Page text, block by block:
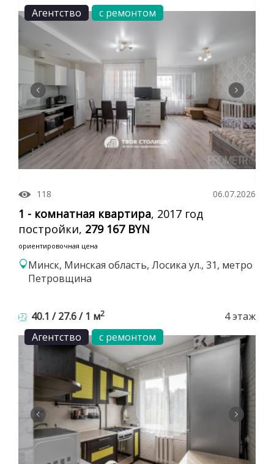
Агентство с ремонтом
118 06.07.2026
1 - комнатная квартира, 2017 год
постройки, 279 167 BYN
ориентировочная цена
Минск, Минская область, Лосика ул., 31, метро
Петровщина
40.1 / 27.6 / 1 м2
4 этаж
Агентство
с ремонтом